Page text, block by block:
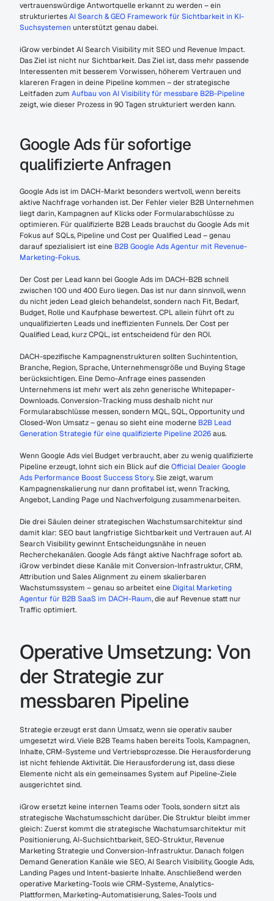
vertrauenswürdige Antwortquelle erkannt zu werden – ein
strukturiertes AI Search & GEO Framework für Sichtbarkeit in KI-
Suchsystemen unterstützt genau dabei.
iGrow verbindet AI Search Visibility mit SEO und Revenue Impact.
Das Ziel ist nicht nur Sichtbarkeit. Das Ziel ist, dass mehr passende
Interessenten mit besserem Vorwissen, höherem Vertrauen und
klareren Fragen in deine Pipeline kommen – der strategische
Leitfaden zum Aufbau von AI Visibility für messbare B2B-Pipeline
zeigt, wie dieser Prozess in 90 Tagen strukturiert werden kann.
Google Ads für sofortige
qualifizierte Anfragen
Google Ads ist im DACH-Markt besonders wertvoll, wenn bereits
aktive Nachfrage vorhanden ist. Der Fehler vieler B2B Unternehmen
liegt darin, Kampagnen auf Klicks oder Formularabschlüsse zu
optimieren. Für qualifizierte B2B Leads brauchst du Google Ads mit
Fokus auf SQLs, Pipeline und Cost per Qualified Lead – genau
darauf spezialisiert ist eine B2B Google Ads Agentur mit Revenue-
Marketing-Fokus.
Der Cost per Lead kann bei Google Ads im DACH-B2B schnell
zwischen 100 und 400 Euro liegen. Das ist nur dann sinnvoll, wenn
du nicht jeden Lead gleich behandelst, sondern nach Fit, Bedarf,
Budget, Rolle und Kaufphase bewertest. CPL allein führt oft zu
unqualifizierten Leads und ineffizienten Funnels. Der Cost per
Qualified Lead, kurz CPQL, ist entscheidend für den ROI.
DACH-spezifische Kampagnenstrukturen sollten Suchintention,
Branche, Region, Sprache, Unternehmensgröße und Buying Stage
berücksichtigen. Eine Demo-Anfrage eines passenden
Unternehmens ist mehr wert als zehn generische Whitepaper-
Downloads. Conversion-Tracking muss deshalb nicht nur
Formularabschlüsse messen, sondern MQL, SQL, Opportunity und
Closed-Won Umsatz – genau so sieht eine moderne B2B Lead
Generation Strategie für eine qualifizierte Pipeline 2026 aus.
Wenn Google Ads viel Budget verbraucht, aber zu wenig qualifizierte
Pipeline erzeugt, lohnt sich ein Blick auf die Official Dealer Google
Ads Performance Boost Success Story. Sie zeigt, warum
Kampagnenskalierung nur dann profitabel ist, wenn Tracking,
Angebot, Landing Page und Nachverfolgung zusammenarbeiten.
Die drei Säulen deiner strategischen Wachstumsarchitektur sind
damit klar: SEO baut langfristige Sichtbarkeit und Vertrauen auf. AI
Search Visibility gewinnt Entscheidungsnähe in neuen
Recherchekanälen. Google Ads fängt aktive Nachfrage sofort ab.
iGrow verbindet diese Kanäle mit Conversion-Infrastruktur, CRM,
Attribution und Sales Alignment zu einem skalierbaren
Wachstumssystem – genau so arbeitet eine Digital Marketing
Agentur für B2B SaaS im DACH-Raum, die auf Revenue statt nur
Traffic optimiert.
Operative Umsetzung: Von
der Strategie zur
messbaren Pipeline
Strategie erzeugt erst dann Umsatz, wenn sie operativ sauber
umgesetzt wird. Viele B2B Teams haben bereits Tools, Kampagnen,
Inhalte, CRM-Systeme und Vertriebsprozesse. Die Herausforderung
ist nicht fehlende Aktivität. Die Herausforderung ist, dass diese
Elemente nicht als ein gemeinsames System auf Pipeline-Ziele
ausgerichtet sind.
iGrow ersetzt keine internen Teams oder Tools, sondern sitzt als
strategische Wachstumsschicht darüber. Die Struktur bleibt immer
gleich: Zuerst kommt die strategische Wachstumsarchitektur mit
Positionierung, AI-Suchsichtbarkeit, SEO-Struktur, Revenue
Marketing Strategie und Conversion-Infrastruktur. Danach folgen
Demand Generation Kanäle wie SEO, AI Search Visibility, Google Ads,
Landing Pages und Intent-basierte Inhalte. Anschließend werden
operative Marketing-Tools wie CRM-Systeme, Analytics-
Plattformen, Marketing-Automatisierung, Sales-Tools und